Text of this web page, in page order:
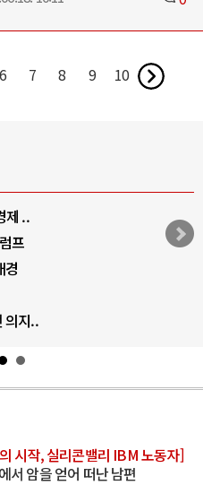
6 7 8 9 10
제 ..
프
경
의지..
시작, 실리콘밸리 IBM 노동자]
서 암을 얻어 떠난 남편